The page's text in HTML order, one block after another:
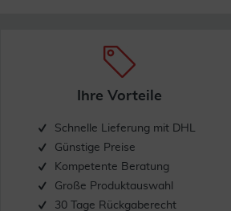
Ihre Vorteile
Schnelle Lieferung mit DHL
Günstige Preise
Kompetente Beratung
Große Produktauswahl
30 Tage Rückgaberecht